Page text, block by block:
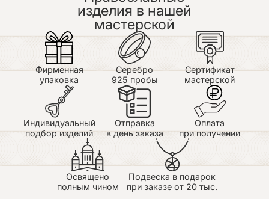
изделия в нашей
мастерской
Фирменная
упаковка
Серебро
925 пробы
Сертификат
мастерской
Индивидуальный
подбор изделий
Отправка
в день заказа
Оплата
при получении
Освящено
полным чином
Подвеска в подарок
при заказе от 20 тыс.